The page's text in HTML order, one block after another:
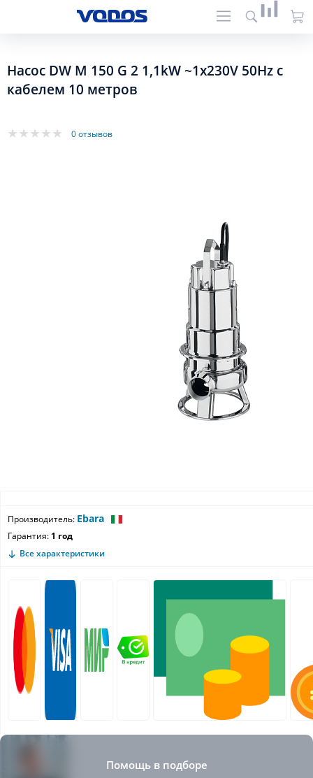
Насос DW M 150 G 2 1,1kW ~1x230V 50Hz с
кабелем 10 метров
0 отзывов
Производитель: Ebara
Гарантия: 1 год
Все характеристики
Помощь в подборе